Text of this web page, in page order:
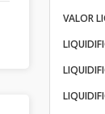
VALOR